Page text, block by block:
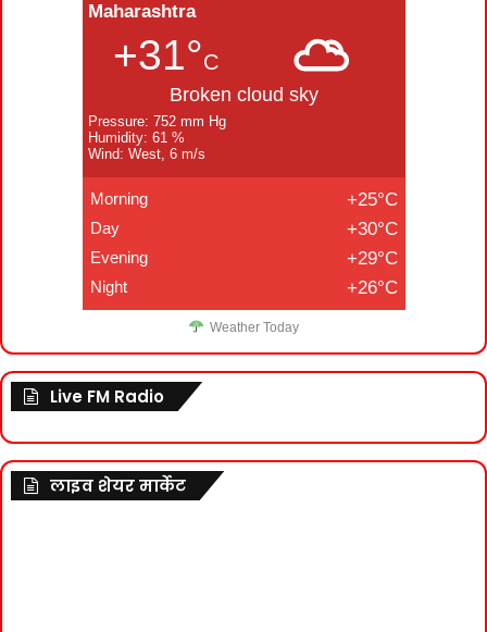
Maharashtra
+31°C
Broken cloud sky
Pressure: 752 mm Hg
Humidity: 61 %
Wind: West, 6 m/s
Morning +25°C
Day +30°C
Evening +29°C
Night +26°C
Weather Today
Live FM Radio
लाइव शेयर मार्केट